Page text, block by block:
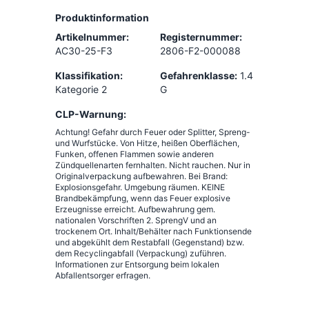
Produktinformation
Artikelnummer:
AC30-25-F3
Registernummer:
2806-F2-000088
Klassifikation:
Kategorie 2
Gefahrenklasse: 1.4
G
CLP-Warnung:
Achtung! Gefahr durch Feuer oder Splitter, Spreng-
und Wurfstücke. Von Hitze, heißen Oberflächen,
Funken, offenen Flammen sowie anderen
Zündquellenarten fernhalten. Nicht rauchen. Nur in
Originalverpackung aufbewahren. Bei Brand:
Explosionsgefahr. Umgebung räumen. KEINE
Brandbekämpfung, wenn das Feuer explosive
Erzeugnisse erreicht. Aufbewahrung gem.
nationalen Vorschriften 2. SprengV und an
trockenem Ort. Inhalt/Behälter nach Funktionsende
und abgekühlt dem Restabfall (Gegenstand) bzw.
dem Recyclingabfall (Verpackung) zuführen.
Informationen zur Entsorgung beim lokalen
Abfallentsorger erfragen.